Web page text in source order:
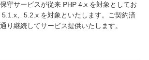
守サービスが従来 PHP 4.x を対象としてお
5.1.x、5.2.x を対象といたします。ご契約済
り継続してサービス提供いたします。